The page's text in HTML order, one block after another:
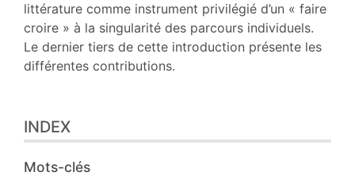
littérature comme instrument privilégié d’un « faire
croire » à la singularité des parcours individuels.
Le dernier tiers de cette introduction présente les
différentes contributions.
INDEX
Mots-clés